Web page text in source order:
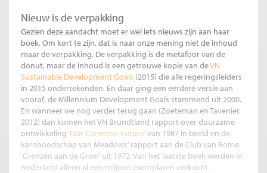
Nieuw is de verpakking
Gezien deze aandacht moet er wel iets nieuws zijn aan haar
boek. Om kort te zijn, dat is naar onze mening niet de inhoud
maar de verpakking. De verpakking is de metafoor van de
donut, maar de inhoud is een getrouwe kopie van deVN
Sustainable Development Goals (2015) die alle regeringsleiders
in 2015 ondertekenden. En daar ging een eerdere versie aan
vooraf, de Millennium Development Goals stammend uit 2000.
En wanneer we nog verder terug gaan (Zoeteman en Tavenier,
2012) dan komen het VN Brundtland rapport over duurzame
ontwikkeling ‘Our Common Future’ van 1987 in beeld en de
kernboodschap van Meadows’ rapport aan de Club van Rome
‘Grenzen aan de Groei’ uit 1972. Van het laatste boek werden in
Nederland alleen al een miljoen exemplaren verkocht.